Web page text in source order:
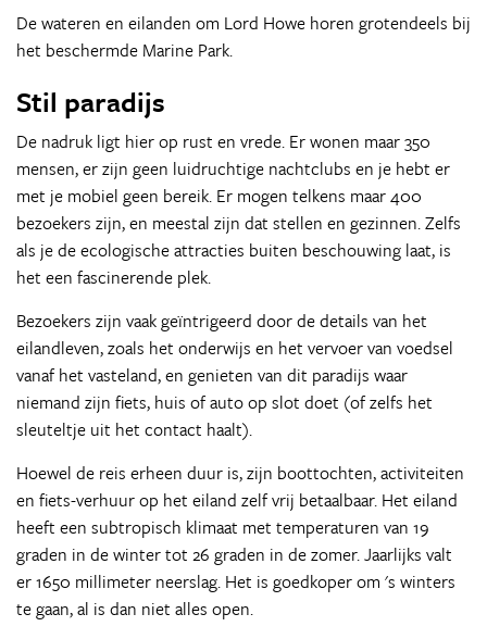
De wateren en eilanden om Lord Howe horen grotendeels bij
het beschermde Marine Park.
Stil paradijs
De nadruk ligt hier op rust en vrede. Er wonen maar 350
mensen, er zijn geen luidruchtige nachtclubs en je hebt er
met je mobiel geen bereik. Er mogen telkens maar 400
bezoekers zijn, en meestal zijn dat stellen en gezinnen. Zelfs
als je de ecologische attracties buiten beschouwing laat, is
het een fascinerende plek.
Bezoekers zijn vaak geïntrigeerd door de details van het
eilandleven, zoals het onderwijs en het vervoer van voedsel
vanaf het vasteland, en genieten van dit paradijs waar
niemand zijn fiets, huis of auto op slot doet (of zelfs het
sleuteltje uit het contact haalt).
Hoewel de reis erheen duur is, zijn boottochten, activiteiten
en fiets-verhuur op het eiland zelf vrij betaalbaar. Het eiland
heeft een subtropisch klimaat met temperaturen van 19
graden in de winter tot 26 graden in de zomer. Jaarlijks valt
er 1650 millimeter neerslag. Het is goedkoper om 's winters
te gaan, al is dan niet alles open.